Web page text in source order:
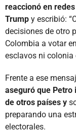
reaccionó en
Trump y escribió:
decisiones de otro
Colombia a votar
esclavos ni colonia
Frente a ese
aseguró que Petro
de otros países y
preparando una
electorales.